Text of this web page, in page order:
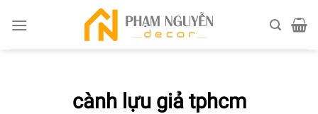
cành lựu giả tphcm